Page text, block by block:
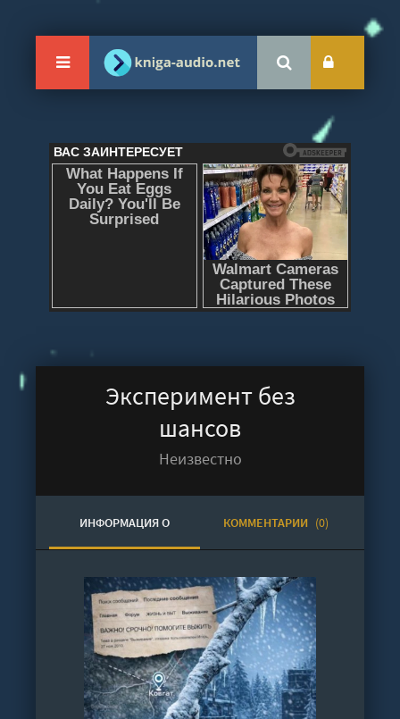
Эксперимент без
шансов
Неизвестно
ИНФОРМАЦИЯ О
АУДИОКНИГЕ
КОММЕНТАРИИ (0)